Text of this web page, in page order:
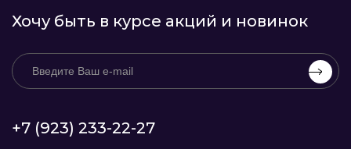
Хочу быть в курсе акций и новинок
+7 (923) 233-22-27